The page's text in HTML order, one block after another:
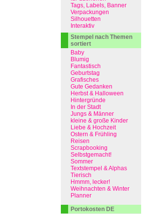
Tags, Labels, Banner
Verpackungen
Silhouetten
Interaktiv
Stempel nach Themen
sortiert
Baby
Blumig
Fantastisch
Geburtstag
Grafisches
Gute Gedanken
Herbst & Halloween
Hintergründe
In der Stadt
Jungs & Männer
kleine & große Kinder
Liebe & Hochzeit
Ostern & Frühling
Reisen
Scrapbooking
Selbstgemacht!
Sommer
Textstempel & Alphas
Tierisch
Hmmm, lecker!
Weihnachten & Winter
Planner
Portokosten DE